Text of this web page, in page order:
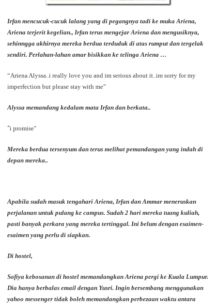
Irfan mencucuk-cucuk lalang yang di pegangnya tadi ke muka Ariena,
Ariena terjerit kegelian., Irfan terus mengejar Ariena dan mengusiknya,
sehinngga akhirnya mereka berdua terduduk di atas rumput dan tergelak
sendiri. Perlahan-lahan amar bisikkan ke telinga Ariena …
“Ariena Alyssa..i really love you and im serious about it..im sorry for my
imperfection but please stay with me”
Alyssa memandang kedalam mata Irfan dan berkata..
“i promise"
Mereka berdua tersenyum dan terus melihat pemandangan yang indah di
depan mereka..
Apabila sudah masuk tengahari Ariena, Irfan dan Ammar meneruskan
perjalanan untuk pulang ke campus. Sudah 2 hari mereka tuang kuliah,
pasti banyak perkara yang mereka tertinggal. Ini belum dengan esaimen-
esaimen yang perlu di siapkan.
Di hostel,
Sofiya kebosanan di hostel memandangkan Ariena pergi ke Kuala Lumpur.
Dia hanya berbalas email dengan Yusri. Ingin bersembang menggunakan
yahoo messenger tidak boleh memandangkan perbezaan waktu antara